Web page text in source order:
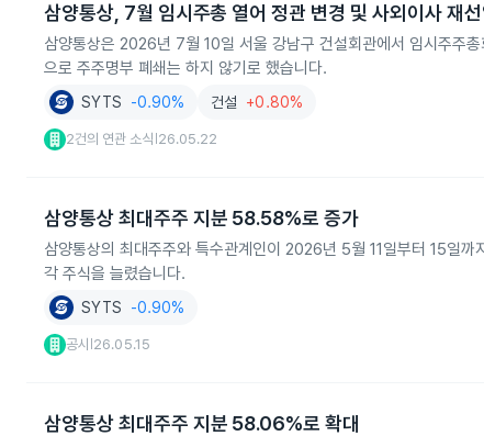
삼양통상, 7월 임시주총 열어 정관 변경 및 사외이사 재선
삼양통상은 2026년 7월 10일 서울 강남구 건설회관에서 임시주주
으로 주주명부 폐쇄는 하지 않기로 했습니다.
SYTS -0.90% 건설 +0.80%
2건의 연관 소식 26.05.22
삼양통상 최대주주 지분 58.58%로 증가
삼양통상의 최대주주와 특수관계인이 2026년 5월 11일부터 15일
각 주식을 늘렸습니다.
SYTS -0.90%
공시 26.05.15
삼양통상 최대주주 지분 58.06%로 확대